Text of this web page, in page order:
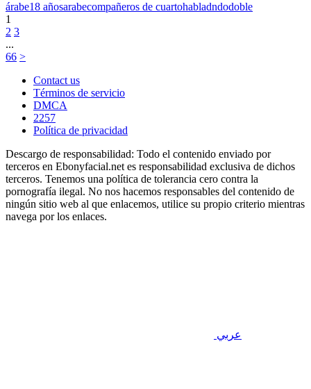
árabe18 añosarabecompañeros de cuartohabladndodoble
1
2 3
...
66 >
Contact us
Términos de servicio
DMCA
2257
Política de privacidad
Descargo de responsabilidad: Todo el contenido enviado por
terceros en Ebonyfacial.net es responsabilidad exclusiva de dichos
terceros. Tenemos una política de tolerancia cero contra la
pornografía ilegal. No nos hacemos responsables del contenido de
ningún sitio web al que enlacemos, utilice su propio criterio mientras
navega por los enlaces.
عربي